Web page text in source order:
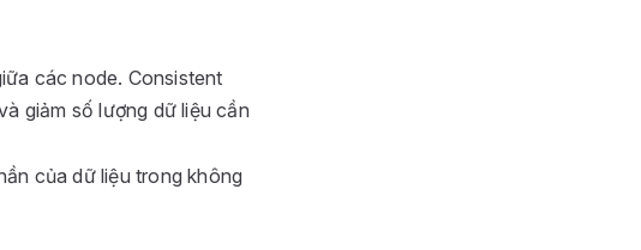
các node. Consistent
giảm số lượng dữ liệu cần
của dữ liệu trong không